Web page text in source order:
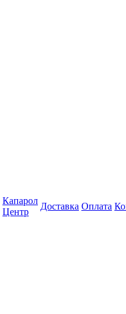
Капарол
Центр
Доставка Оплата